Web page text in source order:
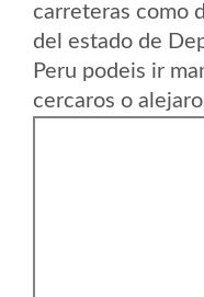
carreteras como
del estado de
Peru podeis ir
cercaros o